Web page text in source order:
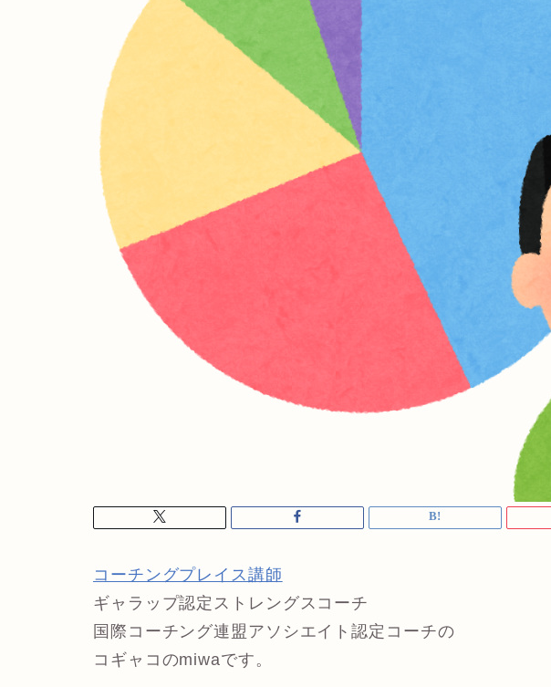
コーチングプレイス講師
ギャラップ認定ストレングスコーチ
国際コーチング連盟アソシエイト認定コーチの
コギャコのmiwaです。